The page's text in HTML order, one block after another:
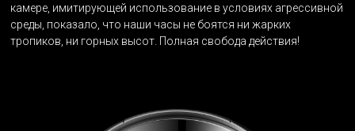
камере, имитирующей использование в условиях агрессивной
среды, показало, что наши часы не боятся ни жарких
тропиков, ни горных высот. Полная свобода действия!